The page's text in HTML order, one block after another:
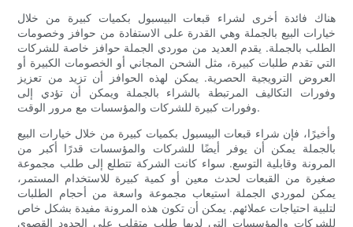
هناك فائدة أخرى لشراء قبعات البيسبول بكميات كبيرة من خلال
خيارات البيع بالجملة وهي القدرة على الاستفادة من حوافز وخصومات
الطلب بالجملة. يقدم العديد من موردي الجملة حوافز خاصة للشركات
التي تقدم طلبات كبيرة، مثل الشحن المجاني أو الخصومات الكبيرة أو
العروض الترويجية الحصرية. يمكن لهذه الحوافز أن تزيد من تعزيز
وفورات التكاليف المرتبطة بالشراء بالجملة ويمكن أن تؤدي إلى
وفورات كبيرة للشركات والمؤسسات مع مرور الوقت.
وأخيرًا، فإن شراء قبعات البيسبول بكميات كبيرة من خلال خيارات البيع
بالجملة يمكن أن يوفر أيضًا للشركات والمؤسسات قدرًا أكبر من
المرونة وقابلية التوسع. سواء كانت الشركة تتطلع إلى طلب مجموعة
صغيرة من القبعات لحدث معين أو كمية كبيرة للاستخدام المستمر،
يمكن لموردي الجملة استيعاب مجموعة واسعة من أحجام الطلبات
لتلبية احتياجات عملائهم. يمكن أن تكون هذه المرونة مفيدة بشكل خاص
للشركات والمؤسسات التي لديها طلب متقلب على الحدود القصوى